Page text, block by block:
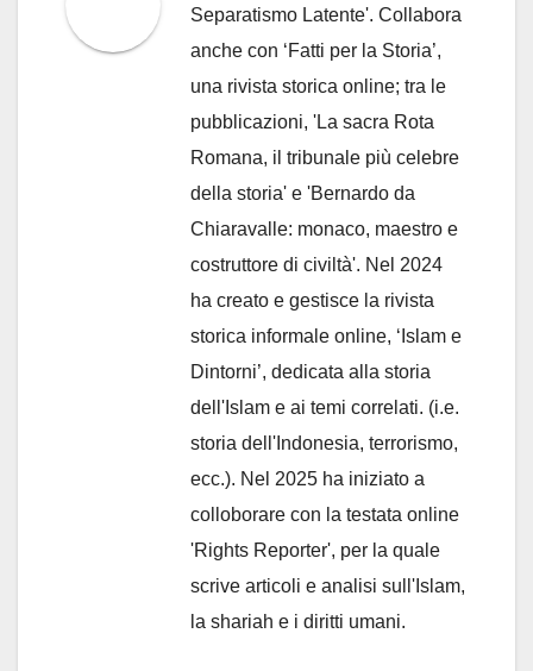
Separatismo Latente'. Collabora
anche con ‘Fatti per la Storia’,
una rivista storica online; tra le
pubblicazioni, 'La sacra Rota
Romana, il tribunale più celebre
della storia' e 'Bernardo da
Chiaravalle: monaco, maestro e
costruttore di civiltà'. Nel 2024
ha creato e gestisce la rivista
storica informale online, ‘Islam e
Dintorni’, dedicata alla storia
dell'Islam e ai temi correlati. (i.e.
storia dell'Indonesia, terrorismo,
ecc.). Nel 2025 ha iniziato a
colloborare con la testata online
'Rights Reporter', per la quale
scrive articoli e analisi sull'Islam,
la shariah e i diritti umani.